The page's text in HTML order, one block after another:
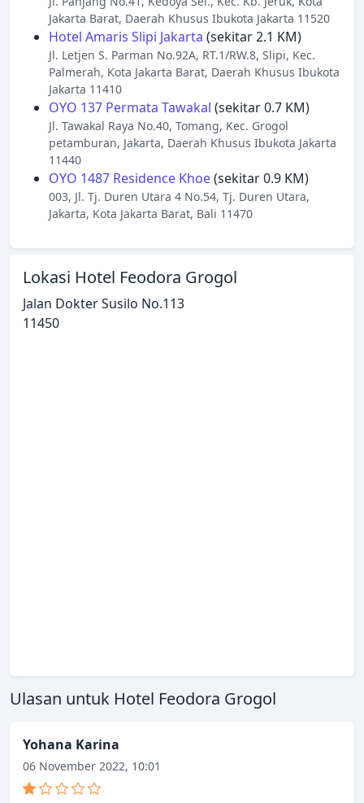
Jakarta Barat, Daerah Khusus Ibukota Jakarta 11520
Hotel Amaris Slipi Jakarta (sekitar 2.1 KM)
Jl. Letjen S. Parman No.92A, RT.1/RW.8, Slipi, Kec.
Palmerah, Kota Jakarta Barat, Daerah Khusus Ibukota
Jakarta 11410
OYO 137 Permata Tawakal (sekitar 0.7 KM)
Jl. Tawakal Raya No.40, Tomang, Kec. Grogol
petamburan, Jakarta, Daerah Khusus Ibukota Jakarta
11440
OYO 1487 Residence Khoe(sekitar 0.9 KM)
003, Jl. Tj. Duren Utara 4 No.54, Tj. Duren Utara,
Jakarta, Kota Jakarta Barat, Bali 11470
Lokasi Hotel Feodora Grogol
Jalan Dokter Susilo No.113
11450
Ulasan untuk Hotel Feodora Grogol
Yohana Karina
06 November 2022, 10:01